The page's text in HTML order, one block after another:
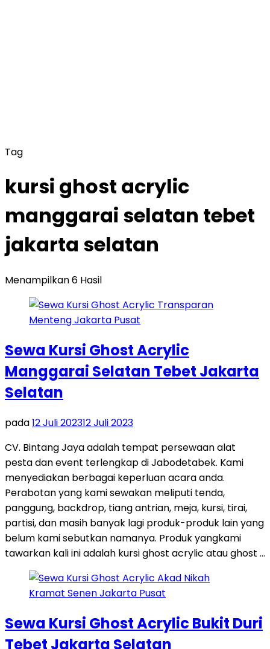
Tag
kursi ghost acrylic
manggarai selatan tebet
jakarta selatan
Menampilkan 6 Hasil
Sewa Kursi Ghost Acrylic
Manggarai Selatan Tebet Jakarta
Selatan
pada12 Juli 202312 Juli 2023
CV. Bintang Jaya adalah tempat persewaan alat
pesta dan event terlengkap di Jabodetabek. Kami
menyediakan berbagai keperluan acara anda.
Perabotan yang kami sewakan meliputi tenda,
panggung, backdrop, tiang antrian, meja, kursi, tirai,
partisi, dan masih banyak lagi produk-produk lain yang
belum kami sebutkan namanya. Produk yangkami
tawarkan kali ini adalah kursi ghost acrylic atau ghost …
Sewa Kursi Ghost Acrylic Bukit Duri
Tebet Jakarta Selatan